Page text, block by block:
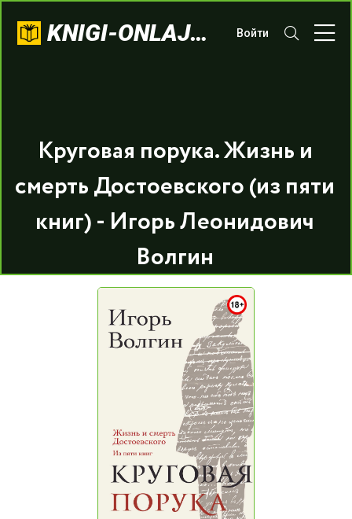
KNIGI-ONLAJN.COM Войти
Круговая порука. Жизнь и
смерть Достоевского (из пяти
книг) - Игорь Леонидович
Волгин